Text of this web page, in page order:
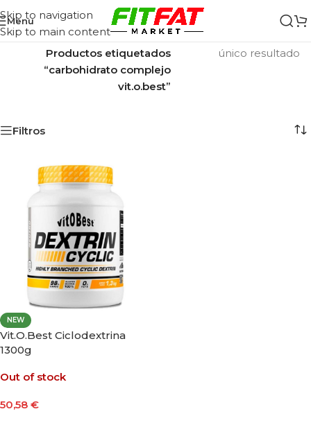
Skip to navigation
Skip to main content
Menu
Inicio/
Productos etiquetados
“carbohidrato complejo
vit.o.best”
único resultado
Filtros
NEW
Vit.O.Best Ciclodextrina
1300g
Out of stock
50,58 €